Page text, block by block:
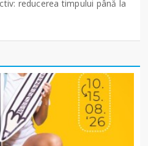
reducerea timpului până la